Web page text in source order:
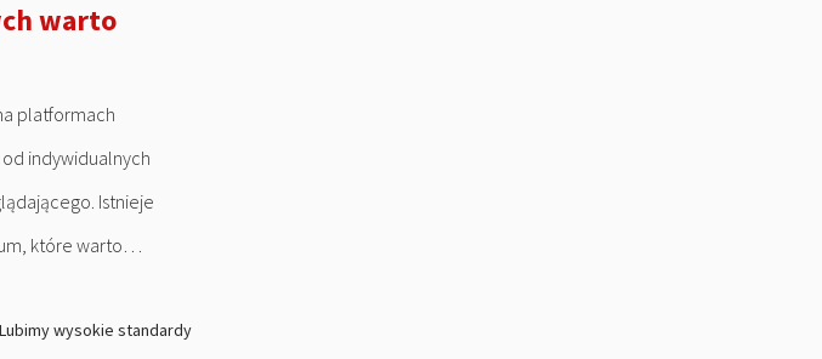
warto
platformach
indywidualnych
Istnieje
które warto…
Lubimy wysokie standardy